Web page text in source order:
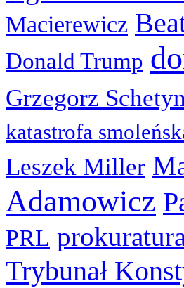
Macierewicz
Donald Trump
Grzegorz
katastrofa
Leszek Miller
Adamowicz
PRL
Trybunał